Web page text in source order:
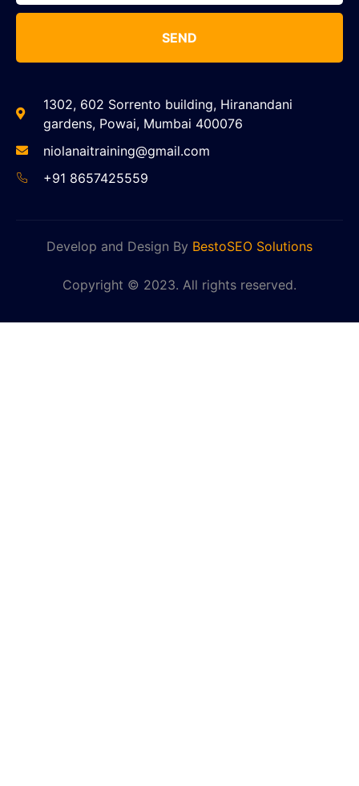
SEND
1302, 602 Sorrento building, Hiranandani
gardens, Powai, Mumbai 400076
niolanaitraining@gmail.com
+91 8657425559
Develop and Design By BestoSEO Solutions
Copyright © 2023. All rights reserved.